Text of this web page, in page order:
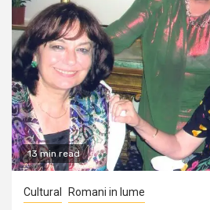
13 min read
Cultural Romani in lume